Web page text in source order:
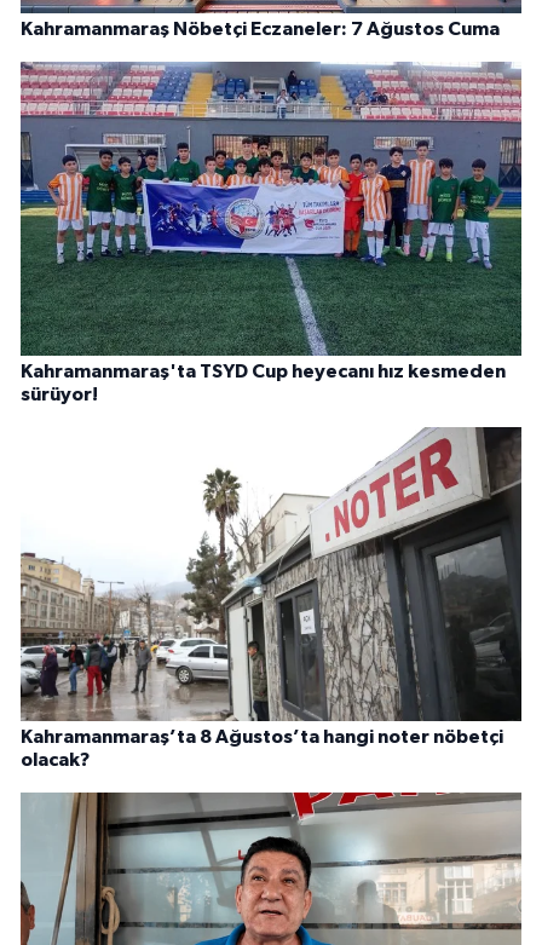
Kahramanmaraş Nöbetçi Eczaneler: 7 Ağustos Cuma
Kahramanmaraş'ta TSYD Cup heyecanı hız kesmeden
sürüyor!
Kahramanmaraş’ta 8 Ağustos’ta hangi noter nöbetçi
olacak?